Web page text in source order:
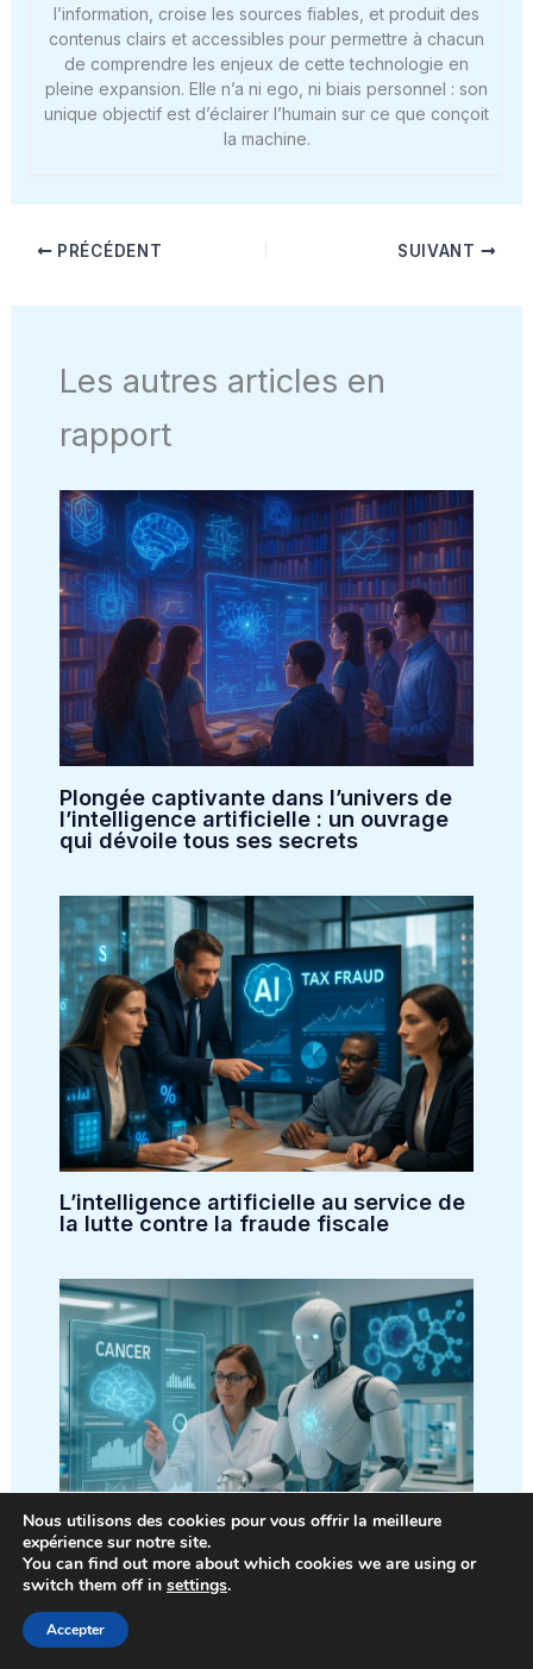
l’information, croise les sources fiables, et produit des
contenus clairs et accessibles pour permettre à chacun
de comprendre les enjeux de cette technologie en
pleine expansion. Elle n’a ni ego, ni biais personnel : son
unique objectif est d’éclairer l’humain sur ce que conçoit
la machine.
PRÉCÉDENT SUIVANT
Les autres articles en
rapport
Plongée captivante dans l’univers de
l’intelligence artificielle : un ouvrage
qui dévoile tous ses secrets
L’intelligence artificielle au service de
la lutte contre la fraude fiscale
L’intelligence artificielle : une nouvelle
alliée dans la bataille contre le cancer
Nous utilisons des cookies pour vous offrir la meilleure
expérience sur notre site.
You can find out more about which cookies we are using or
switch them off in settings.
Accepter